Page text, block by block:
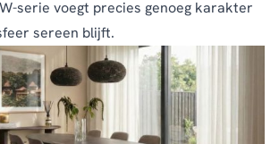
serie voegt precies genoeg karakter
sereen blijft.